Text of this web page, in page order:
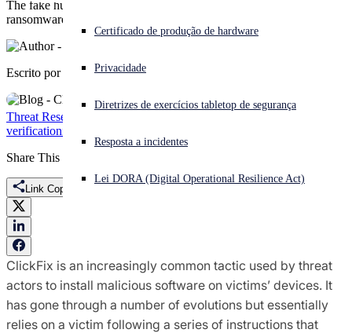
Enfrentando um ataque cibernético? Obtenha ajuda imediata
Iniciar sessão
Open search
Português (Brasil) Open language switcher
Certificado de produção de hardware
Privacidade
Diretrizes de exercícios tabletop de segurança
Resposta a incidentes
Lei DORA (Digital Operational Resilience Act)
The fake human verification process led to infostealer and
ransomware infections
Escrito por Sophos Counter Threat Unit Research Team
Threat Research
verificationinfostealer
Share This
Link Copied
ClickFix is an increasingly common tactic used by threat
actors to install malicious software on victims’ devices. It
has gone through a number of evolutions but essentially
relies on a victim following a series of instructions that